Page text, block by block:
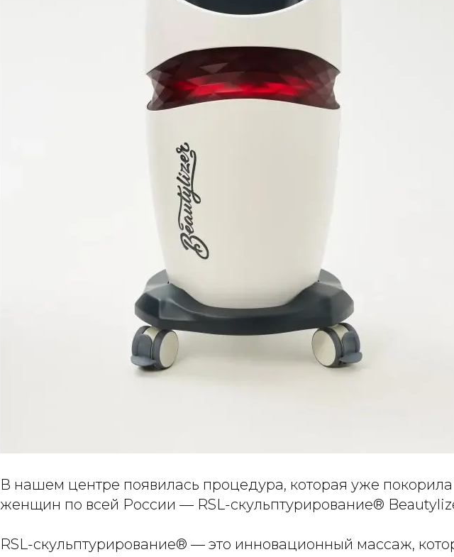
В нашем центре появилась процедура, которая уже покорила
женщин по всей России — RSL-скульптурирование®
RSL-скульптурирование® — это инновационный массаж,